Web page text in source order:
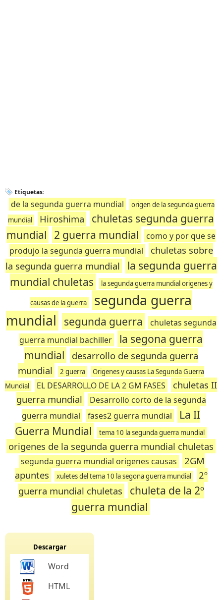
Etiquetas:
de la segunda guerra mundial
origen de la segunda guerra
mundial
Hiroshima
chuletas segunda guerra
mundial 2 guerra mundial
como y por que se
produjo la segunda guerra mundial
chuletas sobre
la segunda guerra mundial
la segunda guerra
mundial chuletas
la segunda guerra mundial origenes y
causas de la guerra
segunda guerra
mundial
segunda guerra
chuletas segunda
guerra mundial bachiller
la segona guerra
mundial
desarrollo de segunda guerra
mundial
2 guerra
Origenes y causas La Segunda Guerra
Mundial
EL DESARROLLO DE LA 2 GM FASES
chuletas II
guerra mundial
Desarrollo corto de la segunda
guerra mundial
fases2 guerra mundial
La II
Guerra Mundial
tema 10 la segunda guerra mundial
origenes de la segunda guerra mundial chuletas
segunda guerra mundial origenes causas
2GM
apuntes
xuletes del tema 10 la segona guerra mundial
2º
guerra mundial chuletas
chuleta de la 2º
guerra mundial
Descargar
Word
HTML